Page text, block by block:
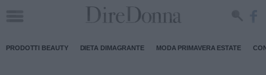
PRODOTTI BEAUTY DIETA DIMAGRANTE MODA PRIMAVERA ESTATE